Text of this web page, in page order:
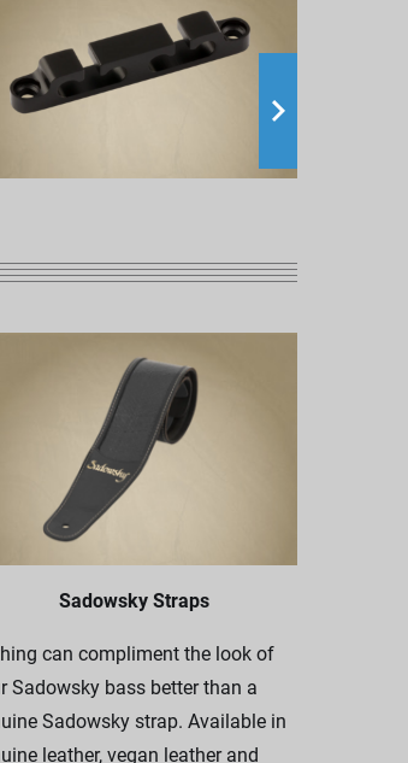
Sadowsky Straps
can compliment the look of
Sadowsky bass better than a
Sadowsky strap. Available in
leather, vegan leather and